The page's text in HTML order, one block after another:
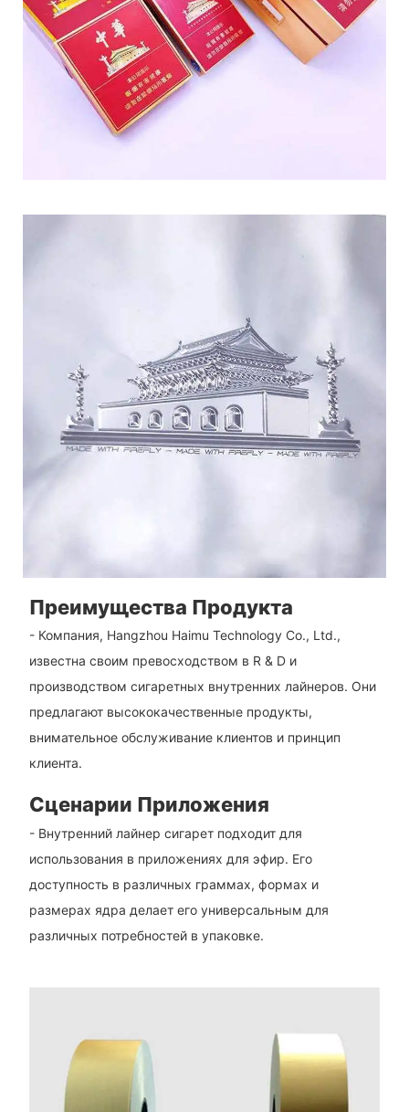
Преимущества Продукта
- Компания, Hangzhou Haimu Technology Co., Ltd.,
известна своим превосходством в R & D и
производством сигаретных внутренних лайнеров. Они
предлагают высококачественные продукты,
внимательное обслуживание клиентов и принцип
клиента.
Сценарии Приложения
- Внутренний лайнер сигарет подходит для
использования в приложениях для эфир. Его
доступность в различных граммах, формах и
размерах ядра делает его универсальным для
различных потребностей в упаковке.